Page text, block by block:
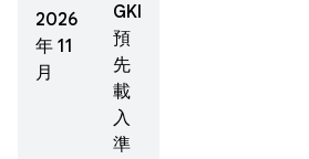
2026
年 11
月
GKI
預
先
載
入
準